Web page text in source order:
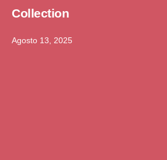
Collection
Agosto 13, 2025